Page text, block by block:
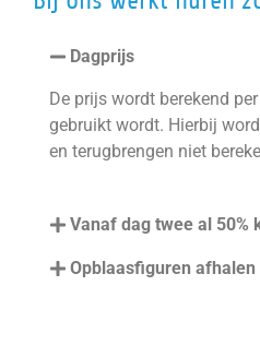
Dagprijs
De prijs wordt berekend
gebruikt wordt. Hierbij
en terugbrengen niet
Vanaf dag twee al 50%
Opblaasfiguren